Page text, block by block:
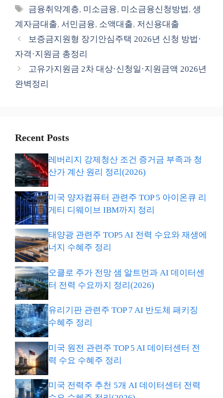
테
리
태
그
금융취약계층, 미소금융, 미소금융신청방법,생
계자금대출, 서민금융, 소액대출, 저신용대출
보증금지원형 장기안심주택 2026년 신청 방법·
자격·지원금 총정리
고유가지원금 2차 대상·신청일·지원금액 2026년
완벽정리
Recent Posts
레버리지 강제청산 조건 증거금 부족과 청
산가 계산 원리 정리(2026)
미국 양자컴퓨터 관련주 TOP 5 아이온큐 리
게티 디웨이브 IBM까지 정리
태양광 관련주 TOP5 AI 전력 수요와 재생에
너지 수혜주 정리
오클로 주가 전망 샘 알트먼과 AI 데이터센
터 전력 수요까지 정리(2026)
유리기판 관련주 TOP 7 AI 반도체 패키징
수혜주 정리
미국 원전 관련주 TOP 5 AI 데이터센터 전
력 수요 수혜주 정리
미국 전력주 추천 5개 AI 데이터센터 전력